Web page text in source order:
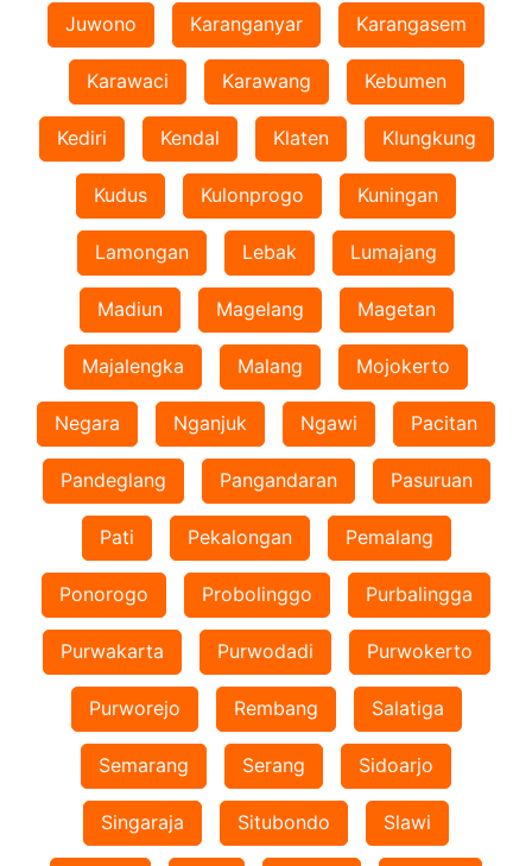
Juwono Karanganyar Karangasem
Karawaci Karawang Kebumen
Kediri Kendal Klaten Klungkung
Kudus Kulonprogo Kuningan
Lamongan Lebak Lumajang
Madiun Magelang Magetan
Majalengka Malang Mojokerto
Negara Nganjuk Ngawi Pacitan
Pandeglang Pangandaran Pasuruan
Pati Pekalongan Pemalang
Ponorogo Probolinggo Purbalingga
Purwakarta Purwodadi Purwokerto
Purworejo Rembang Salatiga
Semarang Serang Sidoarjo
Singaraja Situbondo Slawi